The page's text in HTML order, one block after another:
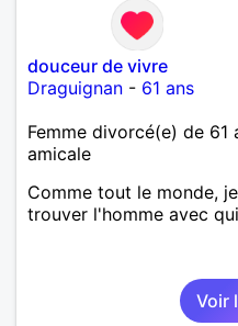
douceur de vivre
Draguignan - 61 ans
Femme divorcé(e) de
amicale
Comme tout le monde,
trouver l'homme avec
Voir